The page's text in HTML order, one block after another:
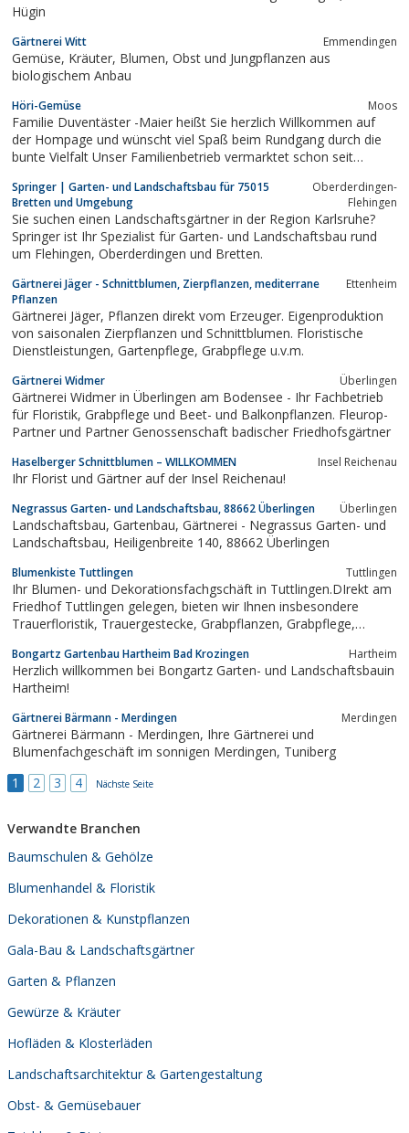
Hügin
Gärtnerei Witt Emmendingen
Gemüse, Kräuter, Blumen, Obst und Jungpflanzen aus
biologischem Anbau
Höri-Gemüse Moos
Familie Duventäster -Maier heißt Sie herzlich Willkommen auf
der Hompage und wünscht viel Spaß beim Rundgang durch die
bunte Vielfalt Unser Familienbetrieb vermarktet schon seit
Wochenmärkten in Singen am Hohentwiel sowie in Rielasingen.
Auch unseren Hofladen in Moos ...
Springer | Garten- und Landschaftsbau für 75015
Bretten und Umgebung
Oberderdingen-
Flehingen
Sie suchen einen Landschaftsgärtner in der Region Karlsruhe?
Springer ist Ihr Spezialist für Garten- und Landschaftsbau rund
um Flehingen, Oberderdingen und Bretten.
Gärtnerei Jäger - Schnittblumen, Zierpflanzen, mediterrane
Pflanzen
Ettenheim
Gärtnerei Jäger, Pflanzen direkt vom Erzeuger. Eigenproduktion
von saisonalen Zierpflanzen und Schnittblumen. Floristische
Dienstleistungen, Gartenpflege, Grabpflege u.v.m.
Gärtnerei Widmer Überlingen
Gärtnerei Widmer in Überlingen am Bodensee - Ihr Fachbetrieb
für Floristik, Grabpflege und Beet- und Balkonpflanzen. Fleurop-
Partner und Partner Genossenschaft badischer Friedhofsgärtner
Haselberger Schnittblumen – WILLKOMMEN Insel Reichenau
Ihr Florist und Gärtner auf der Insel Reichenau!
Negrassus Garten- und Landschaftsbau, 88662 Überlingen Überlingen
Landschaftsbau, Gartenbau, Gärtnerei - Negrassus Garten- und
Landschaftsbau, Heiligenbreite 140, 88662 Überlingen
Blumenkiste Tuttlingen Tuttlingen
Ihr Blumen- und Dekorationsfachgschäft in Tuttlingen.DIrekt am
Friedhof Tuttlingen gelegen, bieten wir Ihnen insbesondere
Trauerfloristik, Trauergestecke, Grabpflanzen, Grabpflege,
Dekorationsartikel, Accessoires, Pflanzen und Floristik für Ihren
Wohnraum und Zuhause sowie...
Bongartz Gartenbau Hartheim Bad Krozingen Hartheim
Herzlich willkommen bei Bongartz Garten- und Landschaftsbauin
Hartheim!
Gärtnerei Bärmann - Merdingen Merdingen
Gärtnerei Bärmann - Merdingen, Ihre Gärtnerei und
Blumenfachgeschäft im sonnigen Merdingen, Tuniberg
1
2 3 4 Nächste Seite
Verwandte Branchen
Baumschulen & Gehölze
Blumenhandel & Floristik
Dekorationen & Kunstpflanzen
Gala-Bau & Landschaftsgärtner
Garten & Pflanzen
Gewürze & Kräuter
Hofläden & Klosterläden
Landschaftsarchitektur & Gartengestaltung
Obst- & Gemüsebauer